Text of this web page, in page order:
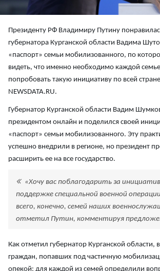
Президенту РФ Владимиру Путину
губернатора Курганской области Вадима
«паспорт» семьи мобилизованного, по
видеть, что именно необходимо каждой
попробовать такую инициативу по всей
NEWSDATA.RU.
Губернатор Курганской области Вадим
президентом онлайн и поделился своей
«паспорт» семьи мобилизованного. Эту
успешно внедрили в регионе, но президент
расширить ее на все государство.
«Хочу вас поблагодарить за
поддержке специальной военной
всего, конечно, семей наших
отметил Путин, комментируя
Как отметил губернатор Курганской области,
граждан, попавших под частичную
опекой: для каждой из семей определили